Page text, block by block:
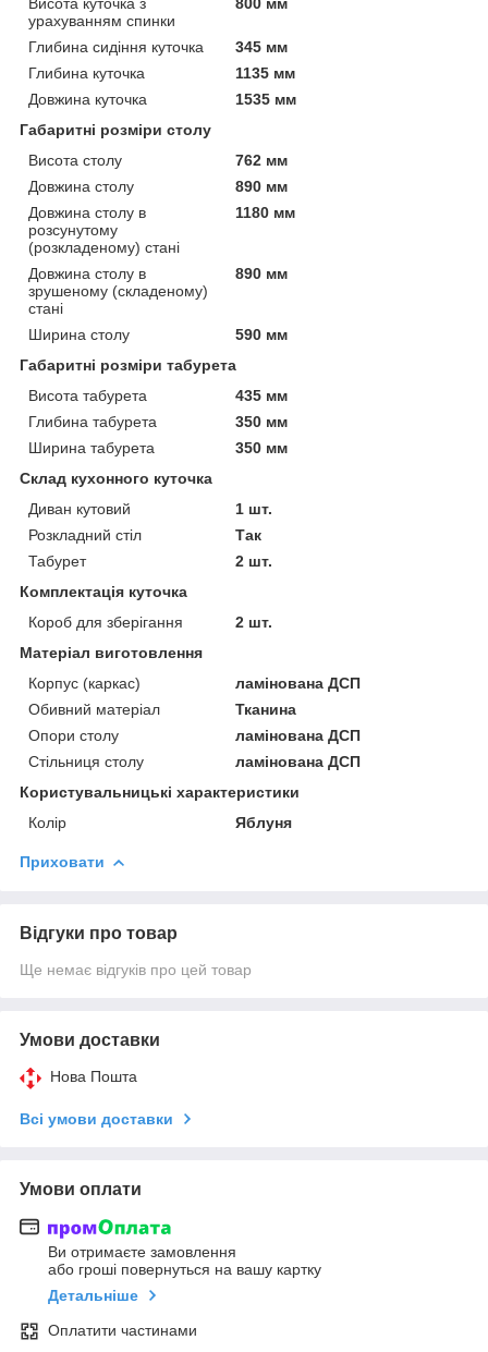
урахуванням спинки
Глибина сидіння куточка
345 мм
Глибина куточка
1135 мм
Довжина куточка
1535 мм
Габаритні розміри столу
Висота столу
762 мм
Довжина столу
890 мм
Довжина столу в
розсунутому
(розкладеному) стані
1180 мм
Довжина столу в
зрушеному (складеному)
стані
890 мм
Ширина столу
590 мм
Габаритні розміри табурета
Висота табурета
435 мм
Глибина табурета
350 мм
Ширина табурета
350 мм
Склад кухонного куточка
Диван кутовий
1 шт.
Розкладний стіл
Так
Табурет
2 шт.
Комплектація куточка
Короб для зберігання
2 шт.
Матеріал виготовлення
Корпус (каркас)
ламінована ДСП
Обивний матеріал
Тканина
Опори столу
ламінована ДСП
Стільниця столу
ламінована ДСП
Користувальницькі характеристики
Колір
Яблуня
Приховати
Відгуки про товар
Ще немає відгуків про цей товар
Умови доставки
Нова Пошта
Всі умови доставки
Умови оплати
Ви отримаєте замовлення
або гроші повернуться на вашу картку
Детальніше
Оплатити частинами